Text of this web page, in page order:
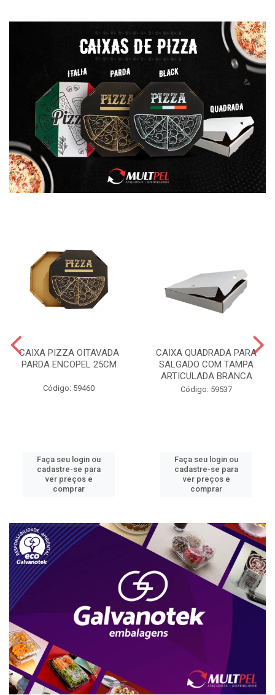
CAIXA PIZZA OITAVADA
PARDA ENCOPEL 25CM
Código: 59460
Faça seu login ou
cadastre-se para
ver preços e
comprar
CAIXA QUADRADA PARA
SALGADO COM TAMPA
ARTICULADA BRANCA
Código: 59537
Faça seu login ou
cadastre-se para
ver preços e
comprar